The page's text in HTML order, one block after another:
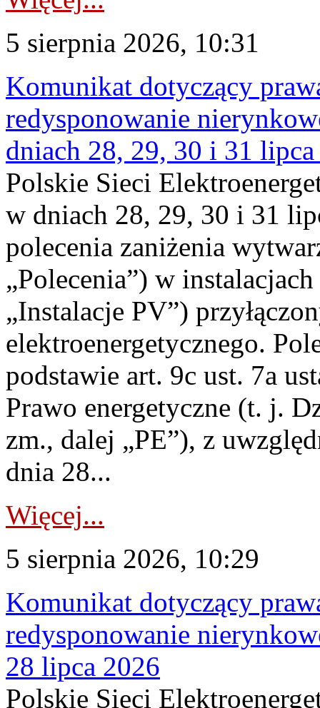
5 sierpnia 2026, 10:31
Komunikat dotyczący
redysponowanie
dniach 28, 29, 30 i 31
Polskie Sieci
w dniach 28, 29, 30 i 31
polecenia zaniżenia
„Polecenia”) w
„Instalacje PV”)
elektroenergetycznego.
podstawie art. 9c ust. 7a
Prawo energetyczne (t. j.
zm., dalej „PE”), z
dnia 28...
Więcej...
5 sierpnia 2026, 10:29
Komunikat dotyczący
redysponowanie
28 lipca 2026
Polskie Sieci